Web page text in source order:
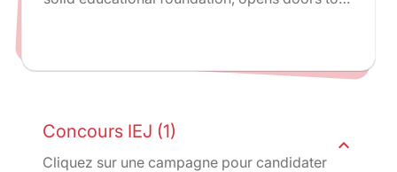
Panthéon-Assas University. It is an exceptional
finance.
Concours IEJ (1)
Cliquez sur une campagne pour candidater
expand_less